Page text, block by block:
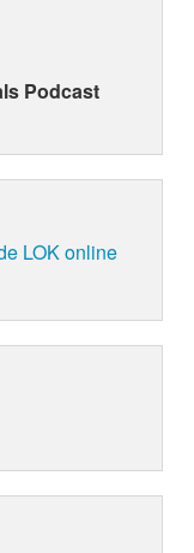
Podcast
LOK online